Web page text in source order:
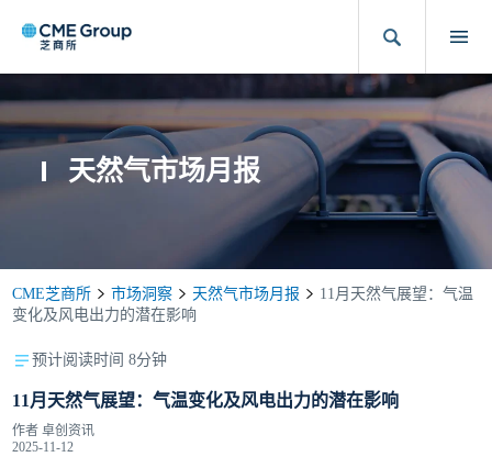
天然气市场月报
CME芝商所 市场洞察 天然气市场月报
11月天然气展望：气温
变化及风电出力的潜在影响
预计阅读时间 8分钟
11月天然气展望：气温变化及风电出力的潜在影响
作者卓创资讯
2025-11-12